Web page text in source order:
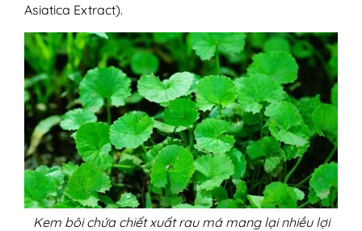
Asiatica Extract).
Kem bôi chứa chiết xuất rau má mang lại nhiều lợi